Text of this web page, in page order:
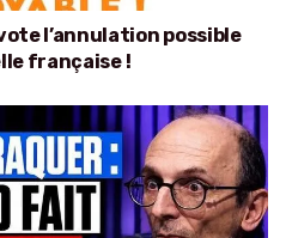
l’annulation possible
française !